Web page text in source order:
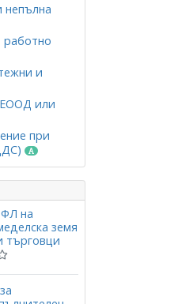
непълна
и
ЕООД или
при
на
земя
търговци